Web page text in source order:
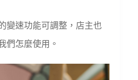
變速功能可調整，店主也
們怎麼使用。